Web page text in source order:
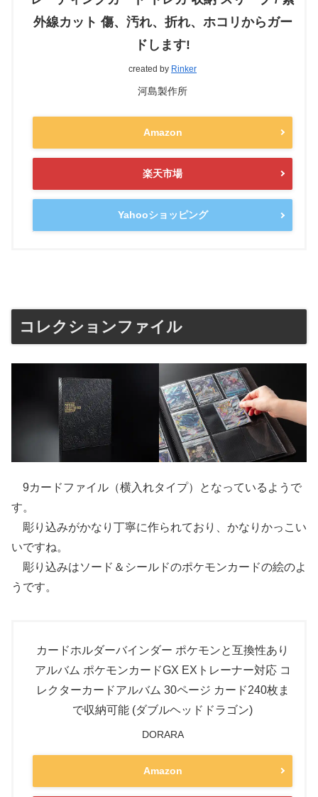
外線カット 傷、汚れ、折れ、ホコリからガー
ドします!
created by Rinker
河島製作所
Amazon
楽天市場
Yahooショッピング
コレクションファイル
9カードファイル（横入れタイプ）となっているようで
す。
彫り込みがかなり丁寧に作られており、かなりかっこい
いですね。
彫り込みはソード＆シールドのポケモンカードの絵のよ
うです。
カードホルダーバインダー ポケモンと互換性あり
アルバム ポケモンカードGX EXトレーナー対応 コ
レクターカードアルバム 30ページ カード240枚ま
で収納可能 (ダブルヘッドドラゴン)
DORARA
Amazon